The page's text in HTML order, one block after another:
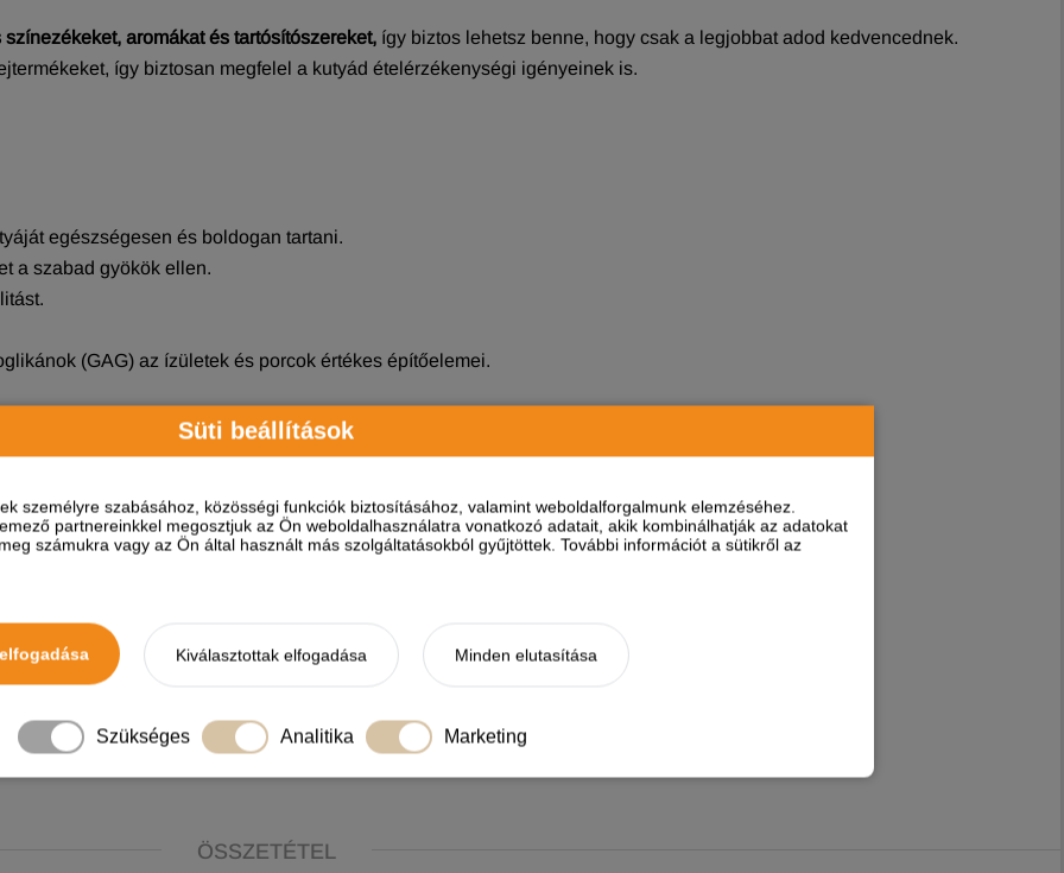
Süti beállítások
személyre szabásához, közösségi funkciók biztosításához, valamint weboldalforgalmunk elemzéséhez.
partnereinkkel megosztjuk az Ön weboldalhasználatra vonatkozó adatait, akik kombinálhatják az adatokat
számukra vagy az Ön által használt más szolgáltatásokból gyűjtöttek. További információt a sütikről az
Kiválasztottak elfogadása Minden elutasítása
Szükséges Analitika Marketing
aromákat és tartósítószereket, így biztos lehetsz benne, hogy csak a legjobbat adod kedvencednek.
így biztosan megfelel a kutyád ételérzékenységi igényeinek is.
egészségesen és boldogan tartani.
a szabad gyökök ellen.
(GAG) az ízületek és porcok értékes építőelemei.
ÖSSZETÉTEL